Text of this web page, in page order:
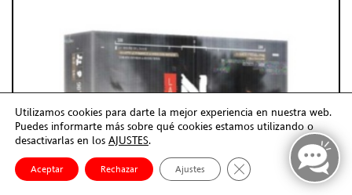
Utilizamos cookies para darte la mejor experiencia en nuestra web.
Puedes informarte más sobre qué cookies estamos utilizando o
desactivarlas en los AJUSTES.
Aceptar Rechazar Ajustes Cerrar el banner de